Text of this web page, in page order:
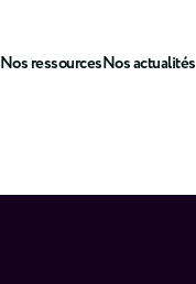
Nos ressourcesNos actualités